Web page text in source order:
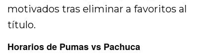
motivados tras eliminar a favoritos al
título.
Horarios de Pumas vs Pachuca